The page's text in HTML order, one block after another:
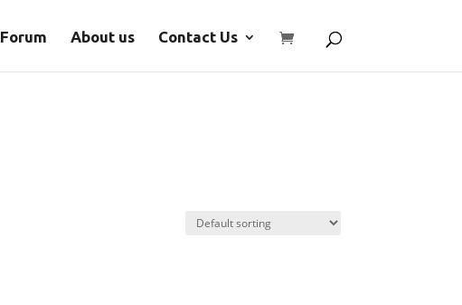
Forum About us Contact Us